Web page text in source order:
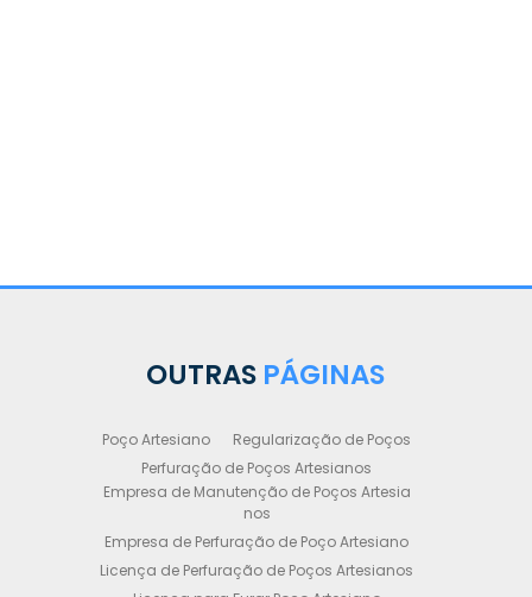
OUTRAS PÁGINAS
Poço Artesiano
Regularização de Poços
Perfuração de Poços Artesianos
Empresa de Manutenção de Poços Artesia
nos
Empresa de Perfuração de Poço Artesiano
Licença de Perfuração de Poços Artesianos